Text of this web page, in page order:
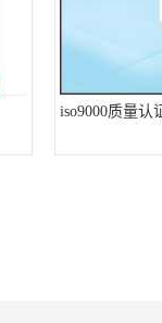
iso9000质量认